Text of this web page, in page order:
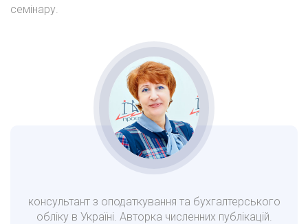
семінару.
консультант з оподаткування та бухгалтерського
обліку в Україні. Авторка численних публікацій.